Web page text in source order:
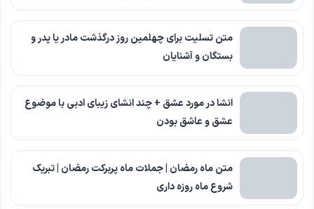
متن تسلیت برای چهلمین روز درگذشت مادر یا پدر و
بستگان و آشنایان
انشا در مورد عشق + چند انشای زیبای ادبی با موضوع
عشق و عاشق بودن
متن ماه رمضان | جملات ماه پربرکت رمضان | تبریک
شروع ماه روزه داری